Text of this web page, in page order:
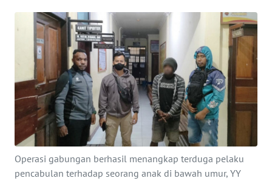
Operasi gabungan berhasil menangkap terduga pelaku
pencabulan terhadap seorang anak di bawah umur, YY
HUKRIM
OPINI
PERISTIWA
Informasi
INDEKS
BERITA